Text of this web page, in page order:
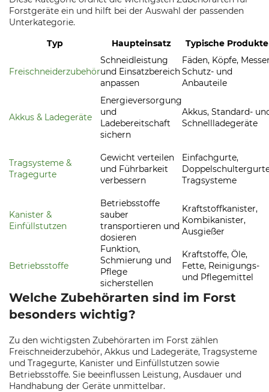
Forstgeräte ein und hilft bei der Auswahl der passenden
Unterkategorie.
Typ
Haupteinsatz Typische Produkte
Freischneiderzubehör
Schneidleistung
und Einsatzbereich
anpassen
Fäden, Köpfe,
Schutz- und
Anbauteile
Akkus & Ladegeräte
Energieversorgung
und
Ladebereitschaft
sichern
Akkus, Standard-
Schnellladegeräte
Tragsysteme &
Tragegurte
Gewicht verteilen
und Führbarkeit
verbessern
Einfachgurte,
Tragsysteme
Kanister &
Einfüllstutzen
Betriebsstoffe
sauber
transportieren und
dosieren
Kraftstoffkanister,
Kombikanister,
Ausgießer
Betriebsstoffe
Funktion,
Schmierung und
Pflege
sicherstellen
Kraftstoffe, Öle,
Fette, Reinigungs-
und Pflegemittel
Welche Zubehörarten sind im Forst
besonders wichtig?
Zu den wichtigsten Zubehörarten im Forst zählen
Freischneiderzubehör, Akkus und Ladegeräte, Tragsysteme
und Tragegurte, Kanister und Einfüllstutzen sowie
Betriebsstoffe. Sie beeinflussen Leistung, Ausdauer und
Handhabung der Geräte unmittelbar.